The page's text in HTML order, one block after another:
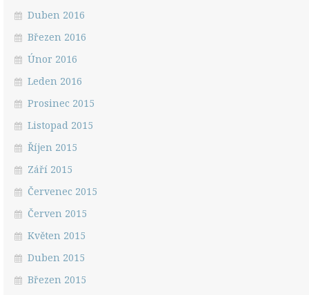
Duben 2016
Březen 2016
Únor 2016
Leden 2016
Prosinec 2015
Listopad 2015
Říjen 2015
Září 2015
Červenec 2015
Červen 2015
Květen 2015
Duben 2015
Březen 2015